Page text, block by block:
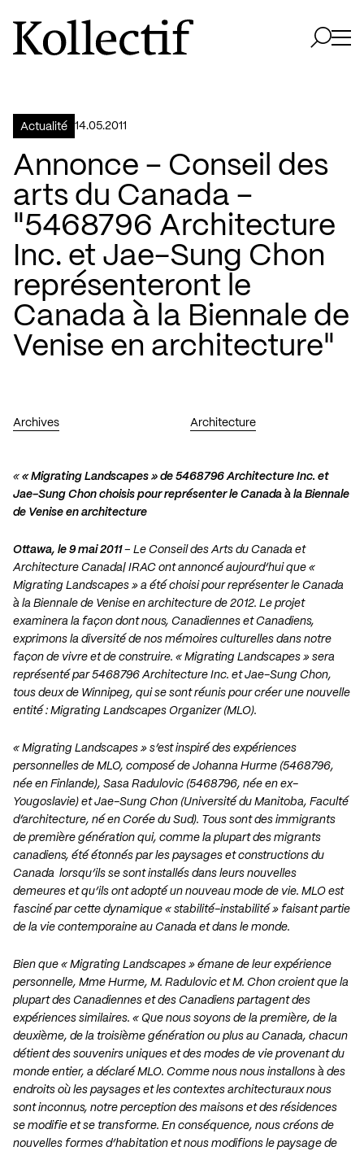
Aller à la page d'accueil
Logo Kollectif
Actualité 14.05.2011
Annonce – Conseil des
arts du Canada –
"5468796 Architecture
Inc. et Jae-Sung Chon
représenteront le
Canada à la Biennale de
Venise en architecture"
Archives Architecture
« « Migrating Landscapes » de 5468796 Architecture Inc. et
Jae-Sung Chon choisis pour représenter le Canada à la Biennale
de Venise en architecture
Ottawa, le 9 mai 2011– Le Conseil des Arts du Canada et
Architecture Canada| IRAC ont annoncé aujourd’hui que «
Migrating Landscapes » a été choisi pour représenter le Canada
à la Biennale de Venise en architecture de 2012. Le projet
examinera la façon dont nous, Canadiennes et Canadiens,
exprimons la diversité de nos mémoires culturelles dans notre
façon de vivre et de construire. « Migrating Landscapes » sera
représenté par 5468796 Architecture Inc. et Jae-Sung Chon,
tous deux de Winnipeg, qui se sont réunis pour créer une nouvelle
entité : Migrating Landscapes Organizer (MLO).
« Migrating Landscapes » s’est inspiré des expériences
personnelles de MLO, composé de Johanna Hurme (5468796,
née en Finlande), Sasa Radulovic (5468796, née en ex-
Yougoslavie) et Jae-Sung Chon (Université du Manitoba, Faculté
d’architecture, né en Corée du Sud). Tous sont des immigrants
de première génération qui, comme la plupart des migrants
canadiens, été étonnés par les paysages et constructions du
Canada lorsqu’ils se sont installés dans leurs nouvelles
demeures et qu’ils ont adopté un nouveau mode de vie. MLO est
fasciné par cette dynamique « stabilité-instabilité » faisant partie
de la vie contemporaine au Canada et dans le monde.
Bien que « Migrating Landscapes » émane de leur expérience
personnelle, Mme Hurme, M. Radulovic et M. Chon croient que la
plupart des Canadiennes et des Canadiens partagent des
expériences similaires. « Que nous soyons de la première, de la
deuxième, de la troisième génération ou plus au Canada, chacun
détient des souvenirs uniques et des modes de vie provenant du
monde entier, a déclaré MLO. Comme nous nous installons à des
endroits où les paysages et les contextes architecturaux nous
sont inconnus, notre perception des maisons et des résidences
se modifie et se transforme. En conséquence, nous créons de
nouvelles formes d’habitation et nous modifions le paysage de